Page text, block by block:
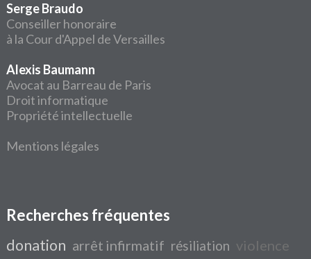
Serge Braudo
Conseiller honoraire
à la Cour d'Appel de Versailles
Alexis Baumann
Avocat au Barreau de Paris
Droit informatique
Propriété intellectuelle
Mentions légales
Recherches fréquentes
donation arrêt infirmatif résiliation violence